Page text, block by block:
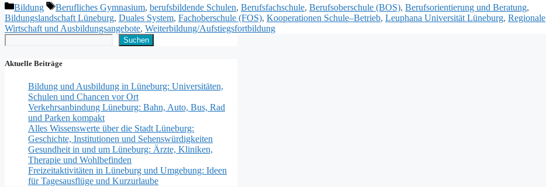
Kategorien
Bildung Schlagwörter
Berufliches Gymnasium, berufsbildende Schulen, Berufsfachschule, Berufsoberschule (BOS), Berufsorientierung und Beratung,
Bildungslandschaft Lüneburg, Duales System, Fachoberschule (FOS), Kooperationen Schule–Betrieb, Leuphana Universität Lüneburg, Regionale
Wirtschaft und Ausbildungsangebote, Weiterbildung/Aufstiegsfortbildung
Suchen
Suchen
Aktuelle Beiträge
Bildung und Ausbildung in Lüneburg: Universitäten,
Schulen und Chancen vor Ort
Verkehrsanbindung Lüneburg: Bahn, Auto, Bus, Rad
und Parken kompakt
Alles Wissenswerte über die Stadt Lüneburg:
Geschichte, Institutionen und Sehenswürdigkeiten
Gesundheit in und um Lüneburg: Ärzte, Kliniken,
Therapie und Wohlbefinden
Freizeitaktivitäten in Lüneburg und Umgebung: Ideen
für Tagesausflüge und Kurzurlaube